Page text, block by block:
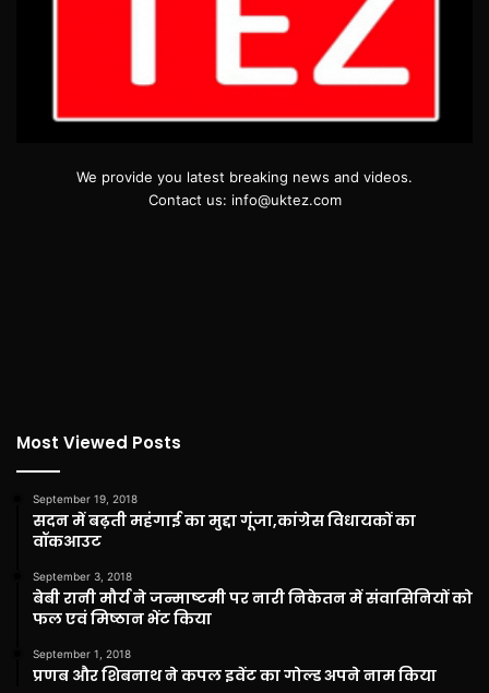
We provide you latest breaking news and videos.
Contact us: info@uktez.com
Most Viewed Posts
September 19, 2018
सदन में बढ़ती महंगाई का मुद्दा गूंजा,कांग्रेस विधायकों का
वॉकआउट
September 3, 2018
बेबी रानी मौर्य ने जन्माष्टमी पर नारी निकेतन में संवासिनियों को
फल एवं मिष्ठान भेंट किया
September 1, 2018
प्रणब और शिबनाथ ने कपल इवेंट का गोल्ड अपने नाम किया